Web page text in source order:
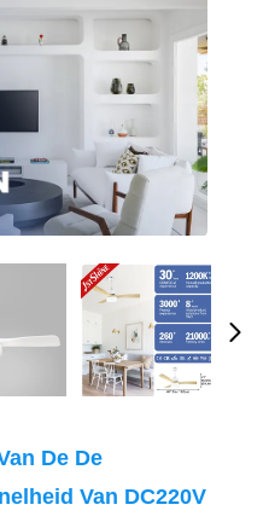
De De
Van DC220V